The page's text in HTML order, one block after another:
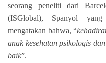
seorang peneliti dari
(ISGlobal), Spanyol
mengatakan bahwa, “
anak kesehatan psikologis
baik”.